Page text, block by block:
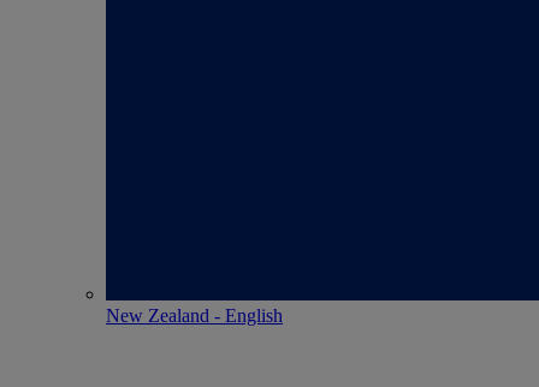
New Zealand - English